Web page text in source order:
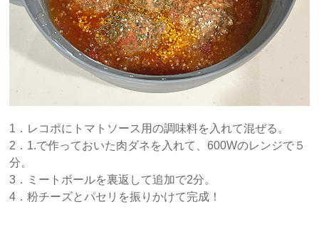
1．レコポにトマトソース用の調味料を入れて混ぜる。
2．1.で作っておいた肉ダネを入れて、600Wのレンジで５
分。
3．ミートボールを裏返して追加で2分。
4．粉チーズとパセリを振りかけて完成！